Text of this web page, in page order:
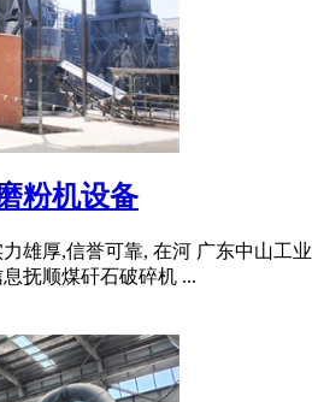
粉机设备
雄厚,信誉可靠, 在河 广东中山工
抚顺煤矸石破碎机 ...